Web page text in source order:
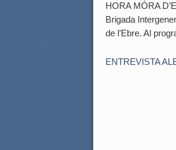
HORA MÓRA
Brigada
de l’Ebre. Al
ENTREVISTA